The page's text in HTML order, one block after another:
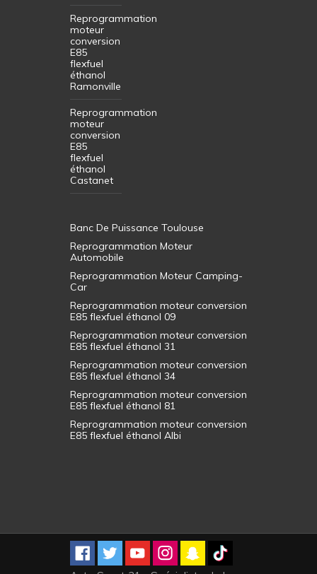
Reprogrammation
moteur
conversion
E85
flexfuel
éthanol
Ramonville
Reprogrammation
moteur
conversion
E85
flexfuel
éthanol
Castanet
Banc De Puissance Toulouse
Reprogrammation Moteur
Automobile
Reprogrammation Moteur Camping-
Car
Reprogrammation moteur conversion
E85 flexfuel éthanol 09
Reprogrammation moteur conversion
E85 flexfuel éthanol 31
Reprogrammation moteur conversion
E85 flexfuel éthanol 34
Reprogrammation moteur conversion
E85 flexfuel éthanol 81
Reprogrammation moteur conversion
E85 flexfuel éthanol Albi